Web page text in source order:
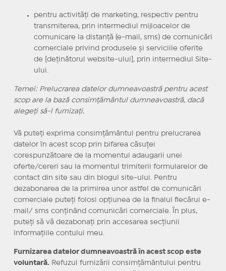
pentru activităţi de marketing, respectiv pentru
transmiterea, prin intermediul mijloacelor de
comunicare la distanţă (e-mail, sms) de comunicări
comerciale privind produsele şi serviciile oferite
de [deţinătorul website-ului], prin intermediul Site-
ului.
Temei: Prelucrarea datelor dumneavoastră pentru acest
scop are la bază consimţământul dumneavoastră, dacă
alegeţi să-l furnizaţi.
Vă puteţi exprima consimţământul pentru prelucrarea
datelor în acest scop prin bifarea căsuţei
corespunzătoare de la momentul adaugarii unei
oferte/cereri sau la momentul trimiterii formularelor de
contact din site sau din blogul site-ului. Pentru
dezabonarea de la primirea unor astfel de comunicări
comerciale puteţi folosi opţiunea de la finalul fiecărui e-
mail/ sms conţinând comunicări comerciale. În plus,
puteţi să vă dezabonaţi prin accesarea secţiunii
Informaţiile contului meu.
Furnizarea datelor dumneavoastră în acest scop este
voluntară.Refuzul furnizării consimţământului pentru